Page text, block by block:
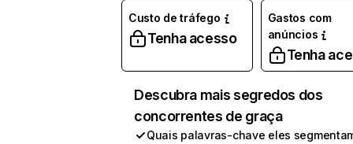
Custo de tráfego
Tenha acesso
Gastos com
anúncios
Tenha
Descubra mais segredos dos
concorrentes de graça
Quais palavras-chave eles